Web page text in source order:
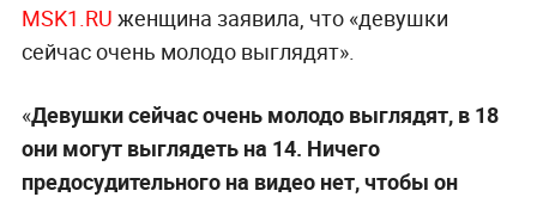
MSK1.RU женщина заявила, что «девушки
сейчас очень молодо выглядят».
«Девушки сейчас очень молодо выглядят, в 18
они могут выглядеть на 14. Ничего
предосудительного на видео нет, чтобы он